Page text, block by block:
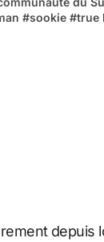
#sookie #true
depuis